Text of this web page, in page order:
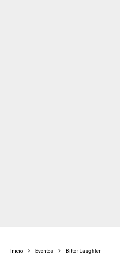
Inicio Eventos Bitter Laughter